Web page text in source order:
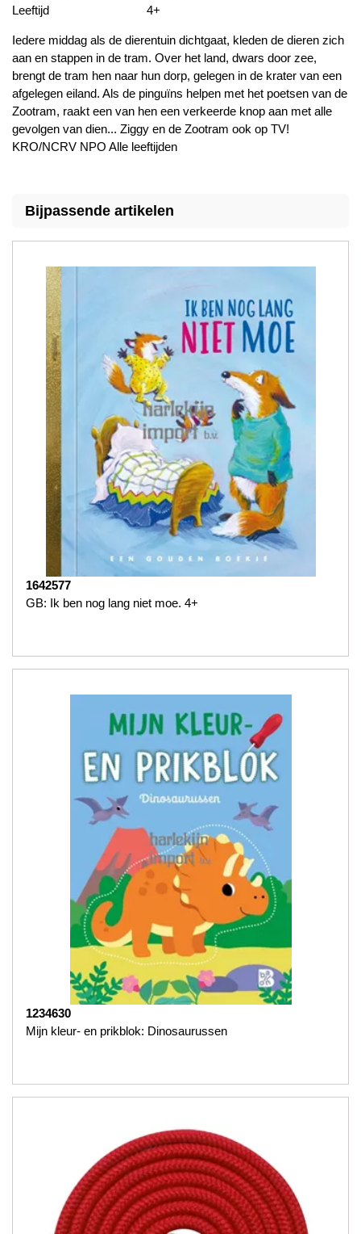
Leeftijd
4+
Iedere middag als de dierentuin dichtgaat, kleden de dieren zich
aan en stappen in de tram. Over het land, dwars door zee,
brengt de tram hen naar hun dorp, gelegen in de krater van een
afgelegen eiland. Als de pinguïns helpen met het poetsen van de
Zootram, raakt een van hen een verkeerde knop aan met alle
gevolgen van dien... Ziggy en de Zootram ook op TV!
KRO/NCRV NPO Alle leeftijden
Bijpassende artikelen
1642577
GB: Ik ben nog lang niet moe. 4+
1234630
Mijn kleur- en prikblok: Dinosaurussen